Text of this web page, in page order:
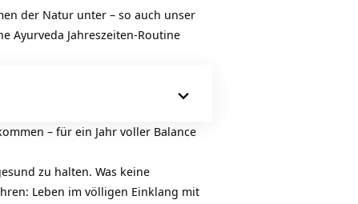
der Natur unter – so auch unser
Ayurveda Jahreszeiten-Routine
– für ein Jahr voller Balance
zu halten. Was keine
Leben im völligen Einklang mit